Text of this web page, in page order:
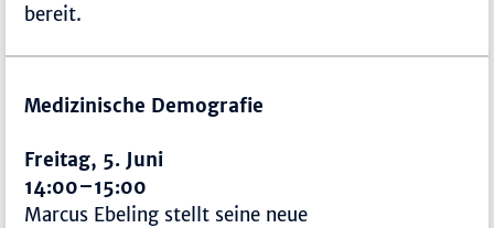
bereit.
Medizinische Demografie
Freitag, 5. Juni
14:00–15:00
Marcus Ebeling stellt seine neue